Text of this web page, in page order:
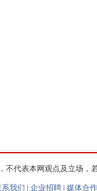
不代表本网观点及立场
系我们 | 企业招聘 | 媒体合作